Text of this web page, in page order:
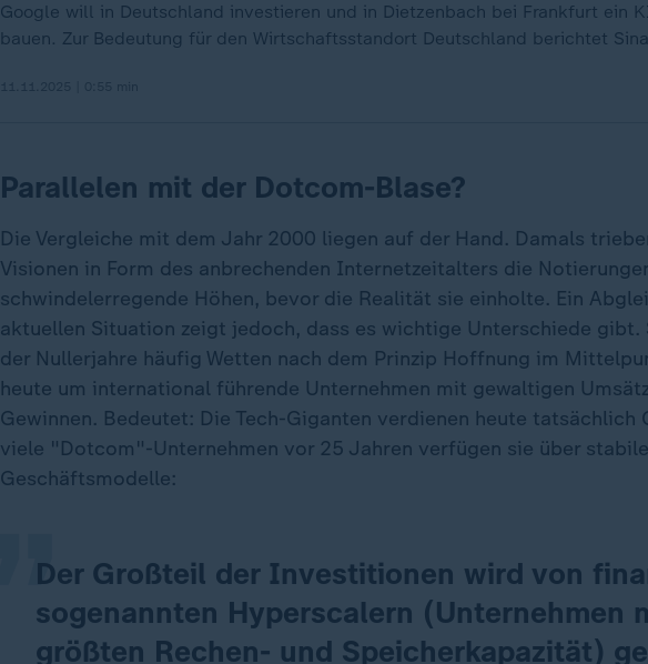
Google will in Deutschland investieren und in Dietzenbach bei Frankfurt ein
bauen. Zur Bedeutung für den Wirtschaftsstandort Deutschland berichtet
Parallelen mit der Dotcom-Blase?
Die Vergleiche mit dem Jahr 2000 liegen auf der Hand. Damals
Visionen in Form des anbrechenden Internetzeitalters die
schwindelerregende Höhen, bevor die Realität sie einholte. Ein
aktuellen Situation zeigt jedoch, dass es wichtige Unterschiede gibt.
der Nullerjahre häufig Wetten nach dem Prinzip Hoffnung im
heute um international führende Unternehmen mit gewaltigen
Gewinnen. Bedeutet: Die Tech-Giganten verdienen heute tatsächlich
viele "Dotcom"-Unternehmen vor 25 Jahren verfügen sie über
Geschäftsmodelle:
Der Großteil der Investitionen wird von
sogenannten Hyperscalern (Unternehmen
größten Rechen- und Speicherkapazität)
„